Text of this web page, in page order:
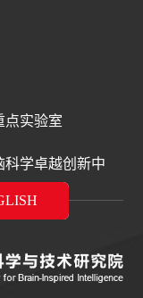
点实验室
科学卓越创新中